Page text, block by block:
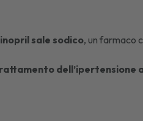
sale sodico, un farmaco
dell’ipertensione